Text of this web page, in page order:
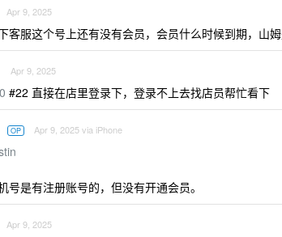
Apr 9, 2025
客服这个号上还有没有会员，会员什么时候到期，山姆
Apr 9, 2025
#22 直接在店里登录下，登录不上去找店员帮忙看下
OP Apr 9, 2025 via iPhone
号是有注册账号的，但没有开通会员。
Apr 9, 2025